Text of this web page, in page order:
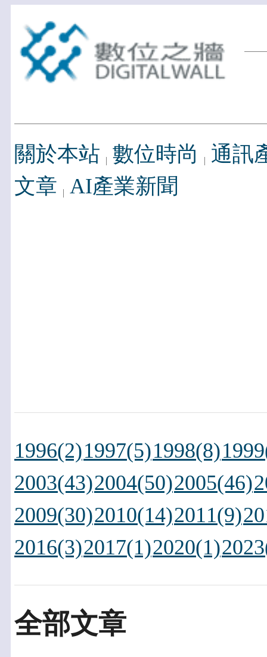
關於本站 數位時尚
通訊
文章 AI產業新聞
1996(2)1997(5)1998(8)
2003(43)2004(50)2005(46)
2009(30)2010(14)2011(9)
2016(3)2017(1)2020(1)
全部文章